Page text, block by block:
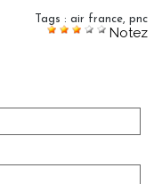
Tags : air france, pnc
Notez